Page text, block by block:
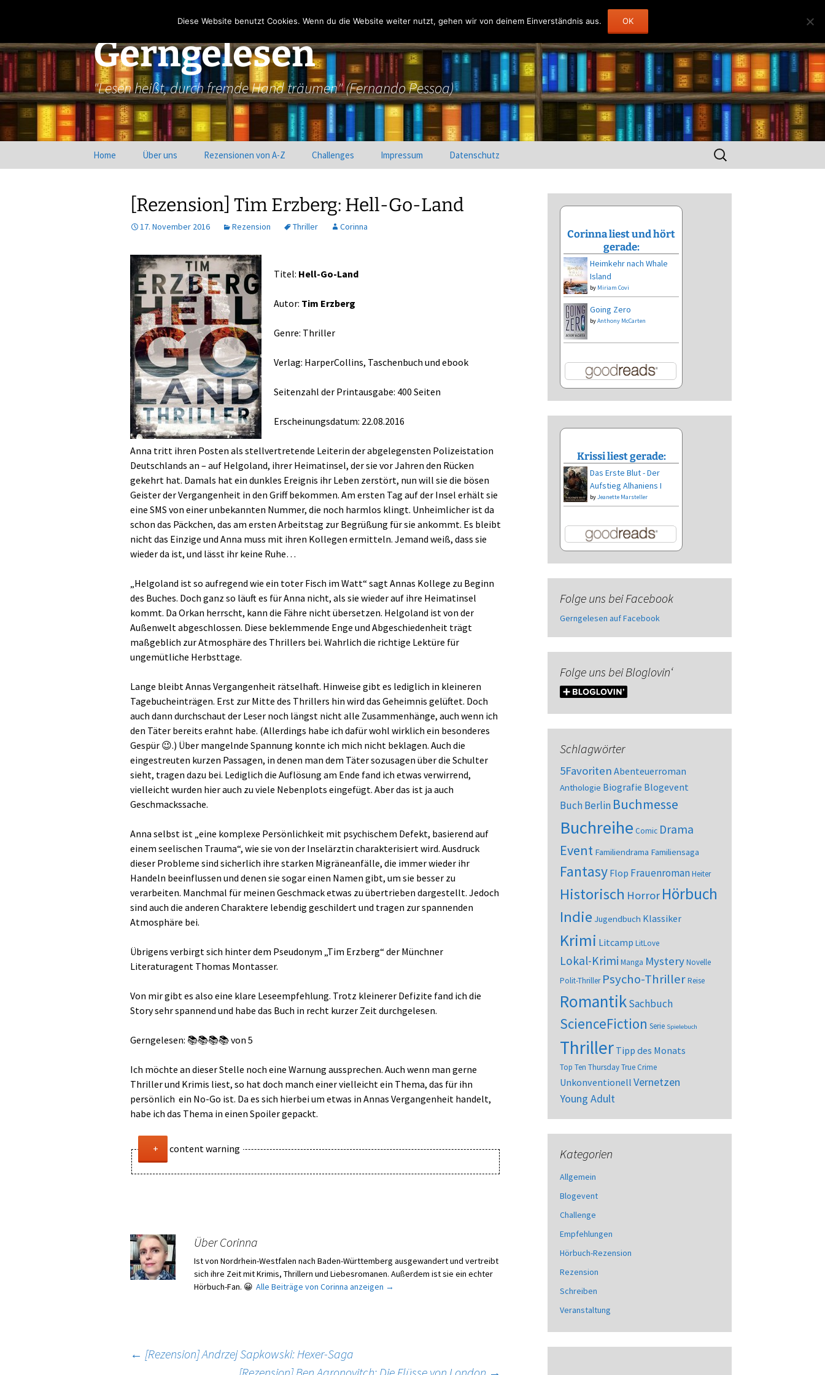
Gerngelesen
"Lesen heißt, durch fremde Hand träumen" (Fernando Pessoa)
Home Über uns Rezensionen von A-Z Challenges
Corinna: Indie-Challenge
Impressum Datenschutz
Suchen
nach:
[Rezension] Tim Erzberg: Hell-Go-Land
17. November 2016 Rezension Thriller Corinna
Titel: Hell-Go-Land
Autor: Tim Erzberg
Genre: Thriller
Verlag: HarperCollins, Taschenbuch und ebook
Seitenzahl der Printausgabe: 400 Seiten
Erscheinungsdatum: 22.08.2016
Anna tritt ihren Posten als stellvertretende Leiterin der abgelegensten Polizeistation
Deutschlands an – auf Helgoland, ihrer Heimatinsel, der sie vor Jahren den Rücken
gekehrt hat. Damals hat ein dunkles Ereignis ihr Leben zerstört, nun will sie die bösen
Geister der Vergangenheit in den Griff bekommen. Am ersten Tag auf der Insel erhält sie
eine SMS von einer unbekannten Nummer, die noch harmlos klingt. Unheimlicher ist da
schon das Päckchen, das am ersten Arbeitstag zur Begrüßung für sie ankommt. Es bleibt
nicht das Einzige und Anna muss mit ihren Kollegen ermitteln. Jemand weiß, dass sie
wieder da ist, und lässt ihr keine Ruhe…
„Helgoland ist so aufregend wie ein toter Fisch im Watt“ sagt Annas Kollege zu Beginn
des Buches. Doch ganz so läuft es für Anna nicht, als sie wieder auf ihre Heimatinsel
kommt. Da Orkan herrscht, kann die Fähre nicht übersetzen. Helgoland ist von der
Außenwelt abgeschlossen. Diese beklemmende Enge und Abgeschiedenheit trägt
maßgeblich zur Atmosphäre des Thrillers bei. Wahrlich die richtige Lektüre für
ungemütliche Herbsttage.
Lange bleibt Annas Vergangenheit rätselhaft. Hinweise gibt es lediglich in kleineren
Tagebucheinträgen. Erst zur Mitte des Thrillers hin wird das Geheimnis gelüftet. Doch
auch dann durchschaut der Leser noch längst nicht alle Zusammenhänge, auch wenn ich
den Täter bereits erahnt habe. (Allerdings habe ich dafür wohl wirklich ein besonderes
Gespür 😉.) Über mangelnde Spannung konnte ich mich nicht beklagen. Auch die
eingestreuten kurzen Passagen, in denen man dem Täter sozusagen über die Schulter
sieht, tragen dazu bei. Lediglich die Auflösung am Ende fand ich etwas verwirrend,
vielleicht wurden hier auch zu viele Nebenplots eingefügt. Aber das ist ja auch
Geschmackssache.
Anna selbst ist „eine komplexe Persönlichkeit mit psychischem Defekt, basierend auf
einem seelischen Trauma“, wie sie von der Inselärztin charakterisiert wird. Ausdruck
dieser Probleme sind sicherlich ihre starken Migräneanfälle, die immer wieder ihr
Handeln beeinflussen und denen sie sogar einen Namen gibt, um sie besser zu
verarbeiten. Manchmal für meinen Geschmack etwas zu übertrieben dargestellt. Jedoch
sind auch die anderen Charaktere lebendig geschildert und tragen zur spannenden
Atmosphäre bei.
Übrigens verbirgt sich hinter dem Pseudonym „Tim Erzberg“ der Münchner
Literaturagent Thomas Montasser.
Von mir gibt es also eine klare Leseempfehlung. Trotz kleinerer Defizite fand ich die
Story sehr spannend und habe das Buch in recht kurzer Zeit durchgelesen.
Gerngelesen: 📚📚📚📚 von 5
Ich möchte an dieser Stelle noch eine Warnung aussprechen. Auch wenn man gerne
Thriller und Krimis liest, so hat doch manch einer vielleicht ein Thema, das für ihn
persönlich ein No-Go ist. Da es sich hierbei um etwas in Annas Vergangenheit handelt,
habe ich das Thema in einen Spoiler gepackt.
content warning
Vergewaltigung, recht detailliert geschildert
Über Corinna
Ist von Nordrhein-Westfalen nach Baden-Württemberg ausgewandert und vertreibt
sich ihre Zeit mit Krimis, Thrillern und Liebesromanen. Außerdem ist sie ein echter
Hörbuch-Fan. 😀 Alle Beiträge von Corinna anzeigen →
Beitragsnavigation
← [Rezension] Andrzej Sapkowski: Hexer-Saga
Corinna liest und hört
gerade:
Heimkehr nach Whale
Island
by Miriam Covi
Going Zero
byAnthony McCarten
Krissi liest gerade:
Das Erste Blut - Der
Aufstieg Alhaniens I
byJeanette Marsteller
Folge uns bei Facebook
Gerngelesen auf Facebook
Folge uns bei Bloglovin‘
Schlagwörter
5Favoriten Abenteuerroman
Anthologie Biografie Blogevent
Buch Berlin Buchmesse
Buchreihe Comic Drama
Event Familiendrama Familiensaga
Fantasy Flop FrauenromanHeiter
Historisch Horror Hörbuch
Indie Jugendbuch Klassiker
Krimi Litcamp LitLove
Lokal-Krimi Manga MysteryNovelle
Polit-Thriller Psycho-ThrillerReise
RomantikSachbuch
ScienceFiction Serie Spielebuch
Thriller Tipp des Monats
Top Ten ThursdayTrue Crime
Unkonventionell Vernetzen
Young Adult
Kategorien
Allgemein
Blogevent
Challenge
Empfehlungen
Hörbuch-Rezension
Rezension
Schreiben
Veranstaltung
Diese Website benutzt Cookies. Wenn du die Website weiter nutzt, gehen wir von deinem Einverständnis aus. OK